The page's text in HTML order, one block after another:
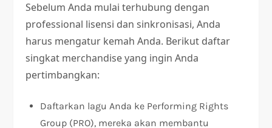
Sebelum Anda mulai terhubung dengan
professional lisensi dan sinkronisasi, Anda
harus mengatur kemah Anda. Berikut daftar
singkat merchandise yang ingin Anda
pertimbangkan:
Daftarkan lagu Anda ke Performing Rights
Group (PRO), mereka akan membantu